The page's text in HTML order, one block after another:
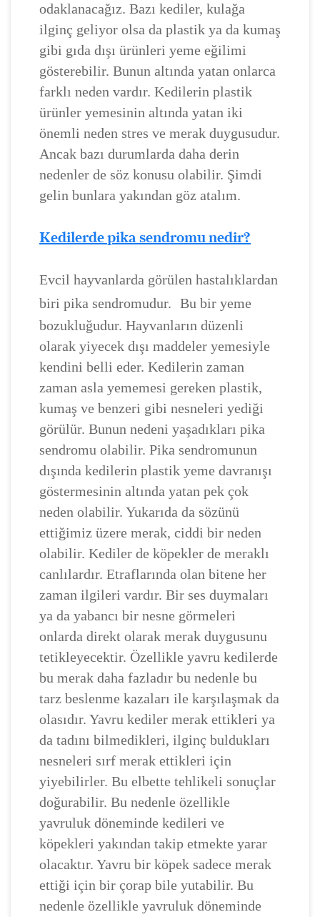
odaklanacağız. Bazı kediler, kulağa
ilginç geliyor olsa da plastik ya da kumaş
gibi gıda dışı ürünleri yeme eğilimi
gösterebilir. Bunun altında yatan onlarca
farklı neden vardır. Kedilerin plastik
ürünler yemesinin altında yatan iki
önemli neden stres ve merak duygusudur.
Ancak bazı durumlarda daha derin
nedenler de söz konusu olabilir. Şimdi
gelin bunlara yakından göz atalım.
Kedilerde pika sendromu nedir?
Evcil hayvanlarda görülen hastalıklardan
biri pika sendromudur. Bu bir yeme
bozukluğudur. Hayvanların düzenli
olarak yiyecek dışı maddeler yemesiyle
kendini belli eder. Kedilerin zaman
zaman asla yememesi gereken plastik,
kumaş ve benzeri gibi nesneleri yediği
görülür. Bunun nedeni yaşadıkları pika
sendromu olabilir. Pika sendromunun
dışında kedilerin plastik yeme davranışı
göstermesinin altında yatan pek çok
neden olabilir. Yukarıda da sözünü
ettiğimiz üzere merak, ciddi bir neden
olabilir. Kediler de köpekler de meraklı
canlılardır. Etraflarında olan bitene her
zaman ilgileri vardır. Bir ses duymaları
ya da yabancı bir nesne görmeleri
onlarda direkt olarak merak duygusunu
tetikleyecektir. Özellikle yavru kedilerde
bu merak daha fazladır bu nedenle bu
tarz beslenme kazaları ile karşılaşmak da
olasıdır. Yavru kediler merak ettikleri ya
da tadını bilmedikleri, ilginç buldukları
nesneleri sırf merak ettikleri için
yiyebilirler. Bu elbette tehlikeli sonuçlar
doğurabilir. Bu nedenle özellikle
yavruluk döneminde kedileri ve
köpekleri yakından takip etmekte yarar
olacaktır. Yavru bir köpek sadece merak
ettiği için bir çorap bile yutabilir. Bu
nedenle özellikle yavruluk döneminde